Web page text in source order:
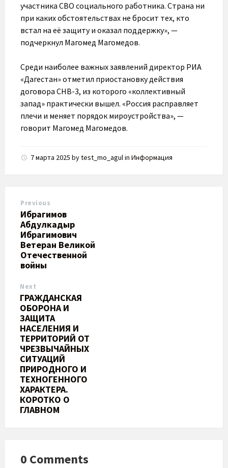
участника СВО социального работника. Страна ни
при каких обстоятельствах не бросит тех, кто
встал на её защиту и оказал поддержку», —
подчеркнул Магомед Магомедов.
Среди наиболее важных заявлений директор РИА
«Дагестан» отметил приостановку действия
договора СНВ-3, из которого «коллективный
запад» практически вышел. «Россия расправляет
плечи и меняет порядок мироустройства», —
говорит Магомед Магомедов.
7 марта 2025 bytest_mo_agulin Информация
Previous
Ибрагимов
Абдулкадыр
Ибрагимович
Ветеран Великой
Отечественной
войны
Next
ГРАЖДАНСКАЯ
ОБОРОНА И
ЗАЩИТА
НАСЕЛЕНИЯ И
ТЕРРИТОРИЙ ОТ
ЧРЕЗВЫЧАЙНЫХ
СИТУАЦИЙ
ПРИРОДНОГО И
ТЕХНОГЕННОГО
ХАРАКТЕРА.
КОРОТКО О
ГЛАВНОМ
0 Comments